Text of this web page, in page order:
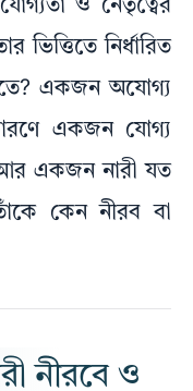
ও নেতৃত্বের
ভিত্তিতে নির্ধারিত
একজন অযোগ্য
একজন যোগ্য
আর একজন নারী যত
কেন নীরব বা
নীরবে ও